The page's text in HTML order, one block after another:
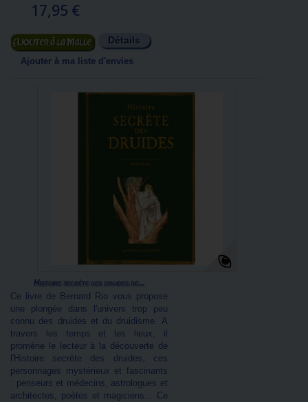
17,95 €
Ajouter au panier Détails
Ajouter à ma liste d'envies
Histoire secrète des druides de...
Ce livre de Bernard Rio vous propose
une plongée dans l'univers trop peu
connu des druides et du druidisme. A
travers les temps et les lieux, il
promène le lecteur à la découverte de
l'Histoire secrète des druides, ces
personnages mystérieux et fascinants
: penseurs et médecins, astrologues et
architectes, poètes et magiciens... Ce